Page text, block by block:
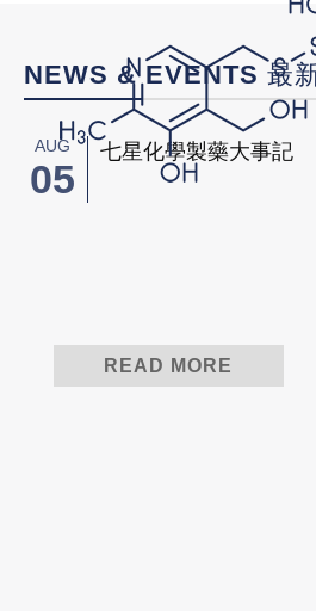
NEWS & EVENTS 最
AUG
05
七星化學製藥大事記
READ MORE